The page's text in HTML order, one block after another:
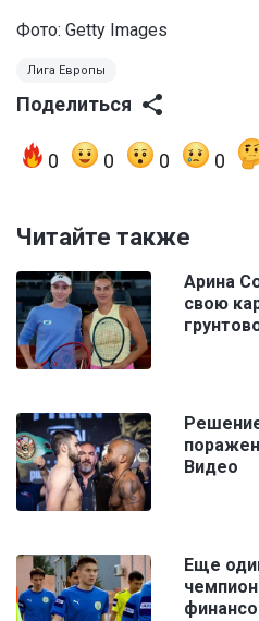
Фото: Getty Images
Лига Европы
Поделиться
0 0 0 0
Читайте также
Арина
свою
Видео
Еще